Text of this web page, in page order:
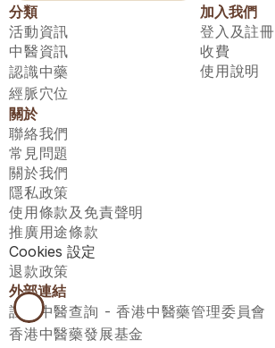
分類
活動資訊
中醫資訊
認識中藥
經脈穴位
加入我們
登入及註冊
收費
使用說明
關於
聯絡我們
常見問題
關於我們
隱私政策
使用條款及免責聲明
推廣用途條款
Cookies 設定
退款政策
外部連結
註冊中醫查詢 - 香港中醫藥管理委員會
香港中醫藥發展基金